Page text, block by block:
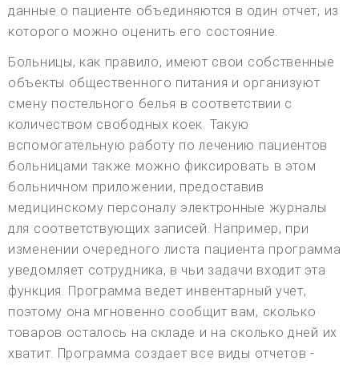
данные о пациенте объединяются в один отчет, из
которого можно оценить его состояние.
Больницы, как правило, имеют свои собственные
объекты общественного питания и организуют
смену постельного белья в соответствии с
количеством свободных коек. Такую
вспомогательную работу по лечению пациентов
больницами также можно фиксировать в этом
больничном приложении, предоставив
медицинскому персоналу электронные журналы
для соответствующих записей. Например, при
изменении очередного листа пациента программа
уведомляет сотрудника, в чьи задачи входит эта
функция. Программа ведет инвентарный учет,
поэтому она мгновенно сообщит вам, сколько
товаров осталось на складе и на сколько дней их
хватит. Программа создает все виды отчетов -